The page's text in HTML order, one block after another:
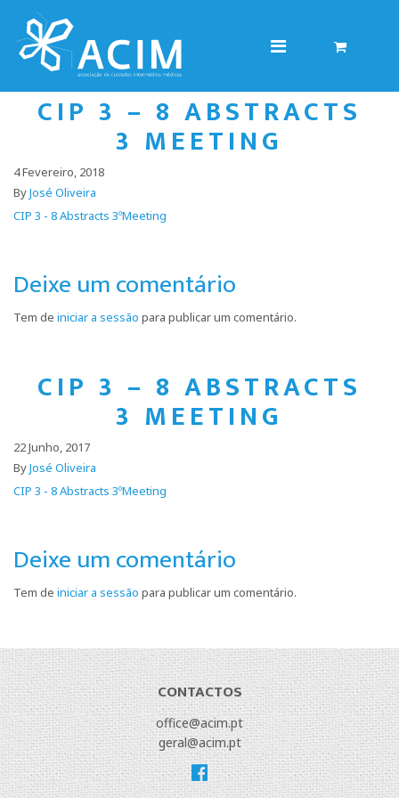
CIP 3 – 8 ABSTRACTS
3ºMEETING
4 Fevereiro, 2018
ByJosé Oliveira
CIP 3 - 8 Abstracts 3ºMeeting
Deixe um comentário
Tem de iniciar a sessão para publicar um comentário.
CIP 3 – 8 ABSTRACTS
3ºMEETING
22 Junho, 2017
ByJosé Oliveira
CIP 3 - 8 Abstracts 3ºMeeting
Deixe um comentário
Tem de iniciar a sessão para publicar um comentário.
CONTACTOS
office@acim.pt
geral@acim.pt